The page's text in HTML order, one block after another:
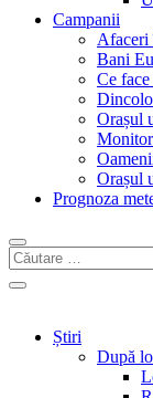
Campanii
Afaceri
Bani
Ce
Orașul
Orașul
Prognoza
Știri
După